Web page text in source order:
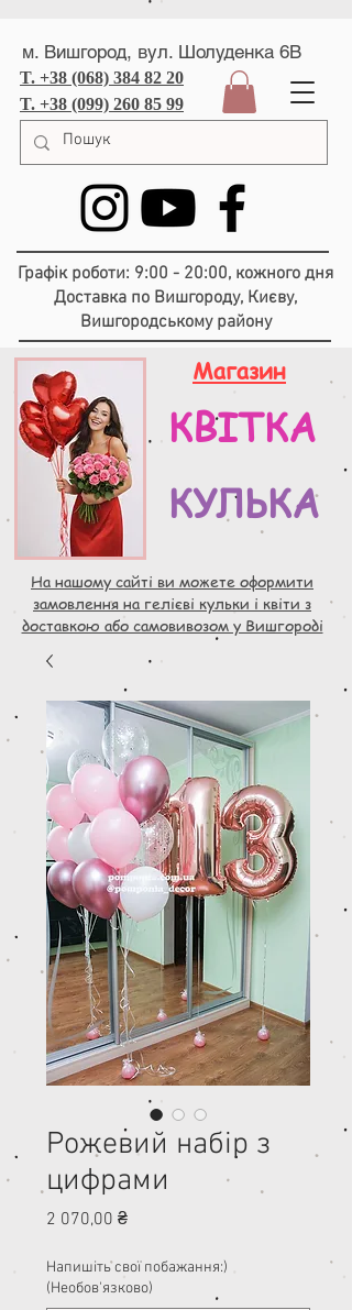
м. Вишгород, вул. Шолуденка 6В
T. +38 (068) 384 82 20
T. +38 (099) 260 85 99
Графік роботи: 9:00 - 20:00, кожного дня
Доставка по Вишгороду, Києву,
Вишгородському району
Магазин
КВІТКА
КУЛЬКА
На нашому сайті ви можете оформити
замовлення на гелієві кульки і квіти з
доставкою або самовивозом у Вишгороді
Рожевий набір з
цифрами
2 070,00 ₴Ціна
Напишіть свої побажання:)
(Необов'язково)